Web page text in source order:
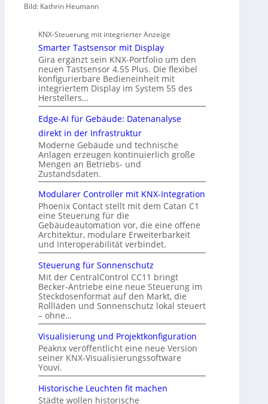
Bild: Kathrin Heumann
KNX-Steuerung mit integrierter Anzeige
Smarter Tastsensor mit Display
Gira ergänzt sein KNX-Portfolio um den
neuen Tastsensor 4.55 Plus. Die flexibel
konfigurierbare Bedieneinheit mit
integriertem Display im System 55 des
Herstellers…
Edge-AI für Gebäude: Datenanalyse
direkt in der Infrastruktur
Moderne Gebäude und technische
Anlagen erzeugen kontinuierlich große
Mengen an Betriebs- und
Zustandsdaten.
Modularer Controller mit KNX-Integration
Phoenix Contact stellt mit dem Catan C1
eine Steuerung für die
Gebäudeautomation vor, die eine offene
Architektur, modulare Erweiterbarkeit
und Interoperabilität verbindet.
Steuerung für Sonnenschutz
Mit der CentralControl CC11 bringt
Becker-Antriebe eine neue Steuerung im
Steckdosenformat auf den Markt, die
Rollläden und Sonnenschutz lokal steuert
– ohne…
Visualisierung und Projektkonfiguration
Peaknx veröffentlicht eine neue Version
seiner KNX-Visualisierungssoftware
Youvi.
Historische Leuchten fit machen
Städte wollen historische